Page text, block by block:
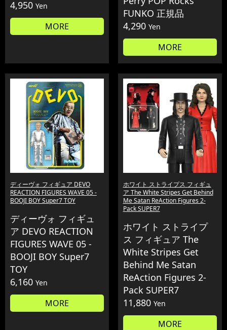
4,950 Yen
MORE
FUNKO 正規品
4,290 Yen
MORE
ディーヴォ フィギュア DEVO
REACTION FIGURES WAVE 05 -
BOOJI BOY Super7 TOY
ディーヴォ フィギュ
ア DEVO REACTION
FIGURES WAVE 05 -
BOOJI BOY Super7
TOY
6,160 Yen
MORE
ホワイト ストライプス フィギュ
ア The White Stripes Get Behind
Me Satan ReAction Figures 2-
Pack SUPER7
ホワイト ストライプ
ス フィギュア The
White Stripes Get
Behind Me Satan
ReAction Figures 2-
Pack SUPER7
11,880 Yen
MORE